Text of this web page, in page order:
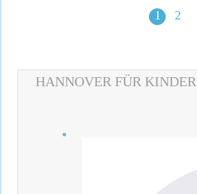
1 2
HANNOVER FÜR KINDER